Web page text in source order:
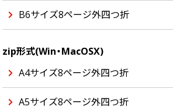
B6サイズ8ページ外四つ折
zip形式(Win・MacOSX)
A4サイズ8ページ外四つ折
A5サイズ8ページ外四つ折